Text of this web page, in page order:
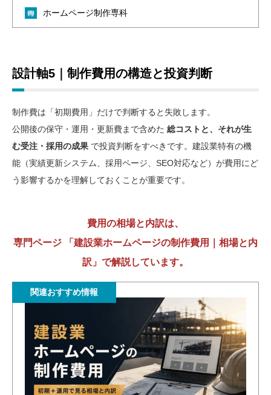
ホームページ制作専科
設計軸5｜制作費用の構造と投資判断
制作費は「初期費用」だけで判断すると失敗します。
公開後の保守・運用・更新費まで含めた 総コストと、それが生
む受注・採用の成果 で投資判断をすべきです。建設業特有の機
能（実績更新システム、採用ページ、SEO対応など）が費用にど
う影響するかを理解しておくことが重要です。
費用の相場と内訳は、
専門ページ 「建設業ホームページの制作費用｜相場と内
訳」で解説しています。
関連おすすめ情報